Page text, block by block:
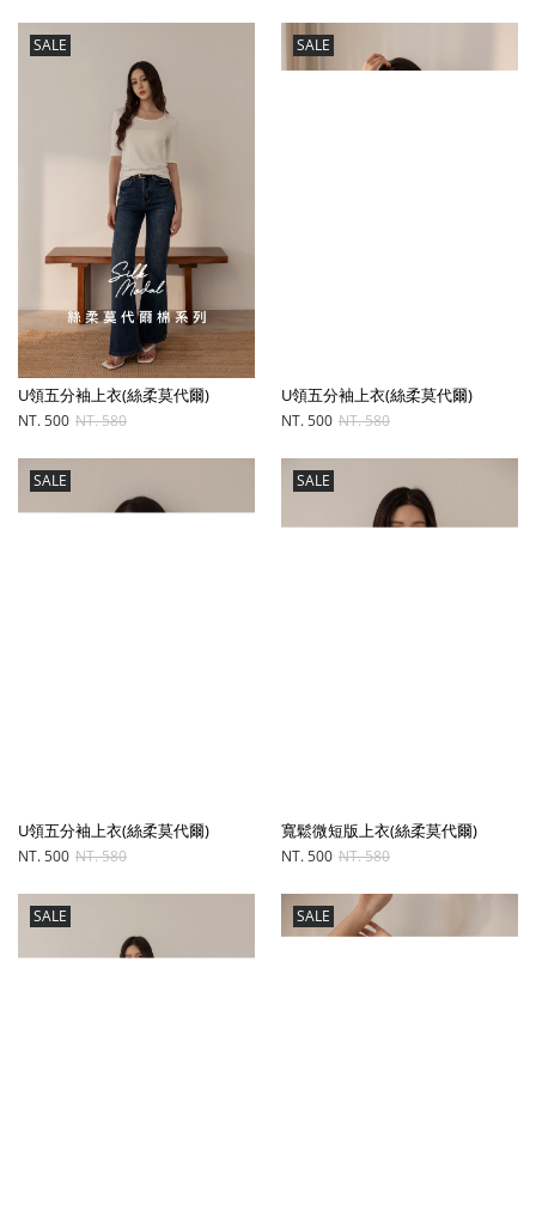
SALE
U領五分袖上衣(絲柔莫代爾)
NT. 500 NT. 580
SALE
U領五分袖上衣(絲柔莫代爾)
NT. 500 NT. 580
SALE
U領五分袖上衣(絲柔莫代爾)
NT. 500 NT. 580
SALE
寬鬆微短版上衣(絲柔莫代爾)
NT. 500 NT. 580
SALE SALE